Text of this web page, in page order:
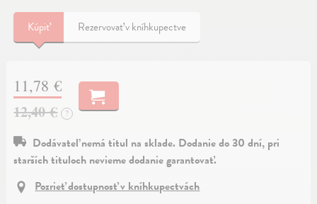
Kúpiť Rezervovať v kníhkupectve
11,78 €
12,40 € ?
Dodávateľ nemá titul na sklade. Dodanie do 30 dní, pri
starších tituloch nevieme dodanie garantovať.
Pozrieť dostupnosť v kníhkupectvách